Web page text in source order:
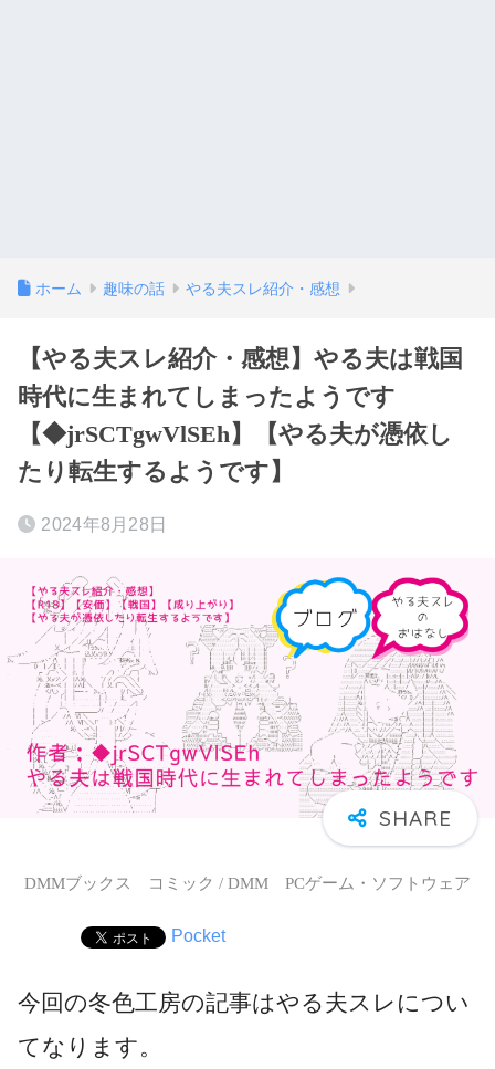
ホーム 趣味の話 やる夫スレ紹介・感想
【やる夫スレ紹介・感想】やる夫は戦国
時代に生まれてしまったようです
【◆jrSCTgwVlSEh】【やる夫が憑依し
たり転生するようです】
2024年8月28日
DMMブックス コミック / DMM PCゲーム・ソフトウェア
Pocket
今回の冬色工房の記事はやる夫スレについ
てなります。